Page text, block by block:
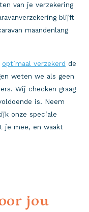
van je verzekering
blijft
maandenlang
optimaal verzekerd de
weten we als geen
Wij checken graag
is. Neem
onze speciale
je mee, en waakt
jou